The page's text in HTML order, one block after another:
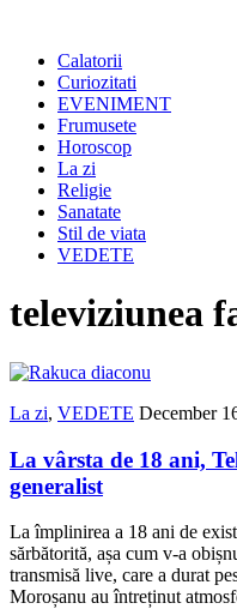
Calatorii
Curiozitati
EVENIMENT
Frumusete
Horoscop
La zi
Religie
Sanatate
Stil de viata
VEDETE
televiziunea
La zi, VEDETE December
La vârsta de 18 ani,
generalist
La împlinirea a 18 ani de
sărbătorită, așa cum v-a
transmisă live, care a durat
Moroșanu au întreținut